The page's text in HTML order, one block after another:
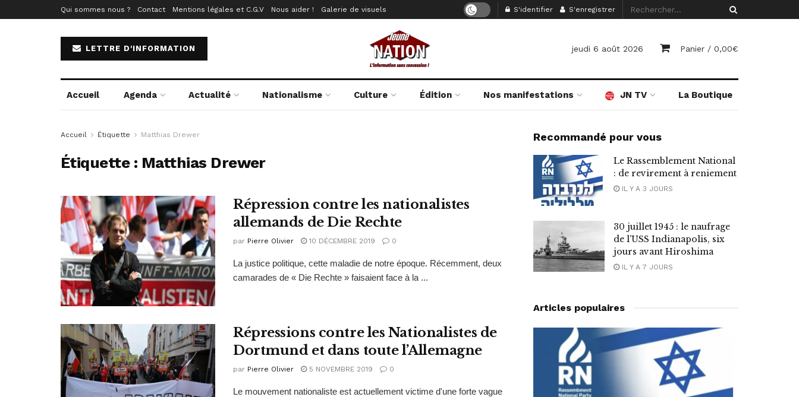
Qui sommes nous ? Contact Mentions légales et C.G.V Nous aider ! Galerie de visuels S'identifier S'enregistrer
LETTRE D'INFORMATION jeudi 6 août 2026 Panier / 0,00€
Accueil Agenda Actualité Nationalisme Culture Édition Nos manifestations JN TV La Boutique
Accueil Étiquette Matthias Drewer
Étiquette : Matthias Drewer
Répression contre les nationalistes
allemands de Die Rechte
par Pierre Olivier 10 DÉCEMBRE 2019 0
La justice politique, cette maladie de notre époque. Récemment, deux
camarades de « Die Rechte » faisaient face à la ...
Répressions contre les Nationalistes de
Dortmund et dans toute l’Allemagne
par Pierre Olivier 5 NOVEMBRE 2019 0
Le mouvement nationaliste est actuellement victime d'une forte vague
Recommandé pour vous
Le Rassemblement National
: de revirement à reniement
IL Y A 3 JOURS
30 juillet 1945 : le naufrage
de l’USS Indianapolis, six
jours avant Hiroshima
IL Y A 7 JOURS
Articles populaires